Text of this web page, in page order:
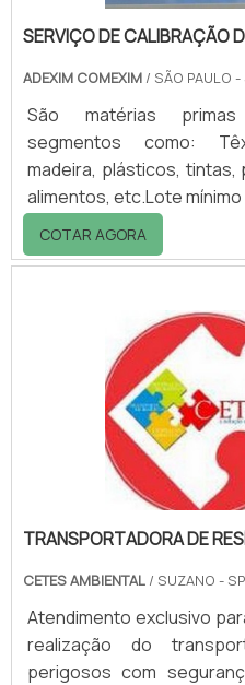
SERVIÇO DE CALIBRAÇÃO
ADEXIM COMEXIM / SÃO PAULO -
São matérias
segmentos como:
madeira, plásticos, tintas,
alimentos, etc.Lote mínimo
20kgAs cabines de luz
diversos segmentos,
Metameria. O produto
todas as indústrias e
um requisito importante
qualidade do produto.Uma
o laboratório, isso porque
COTAR AGORA
TRANSPORTADORA DE
CETES AMBIENTAL / SUZANO - SP
Atendimento exclusivo
realização do
perigosos com